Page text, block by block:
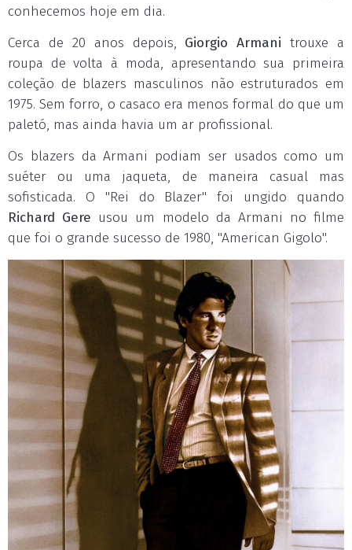
conhecemos hoje em dia.
Cerca de 20 anos depois, Giorgio Armani trouxe a
roupa de volta à moda, apresentando sua primeira
coleção de blazers masculinos não estruturados em
1975. Sem forro, o casaco era menos formal do que um
paletó, mas ainda havia um ar profissional.
Os blazers da Armani podiam ser usados como um
suéter ou uma jaqueta, de maneira casual mas
sofisticada. O "Rei do Blazer" foi ungido quando
Richard Gere usou um modelo da Armani no filme
que foi o grande sucesso de 1980, "American Gigolo".